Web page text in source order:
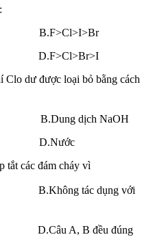
Clo dư được loại bỏ bằng cách
dịch NaOH
D.Nước
tắt các đám cháy vì
tác dụng với
A, B đều đúng